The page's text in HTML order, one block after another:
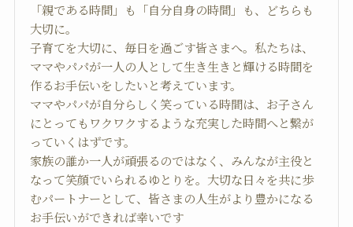
「親である時間」も「自分自身の時間」も、どちらも
大切に。
子育てを大切に、毎日を過ごす皆さまへ。私たちは、
ママやパパが一人の人として生き生きと輝ける時間を
作るお手伝いをしたいと考えています。
ママやパパが自分らしく笑っている時間は、お子さん
にとってもワクワクするような充実した時間へと繋が
っていくはずです。
家族の誰か一人が頑張るのではなく、みんなが主役と
なって笑顔でいられるゆとりを。大切な日々を共に歩
むパートナーとして、皆さまの人生がより豊かになる
お手伝いができれば幸いです